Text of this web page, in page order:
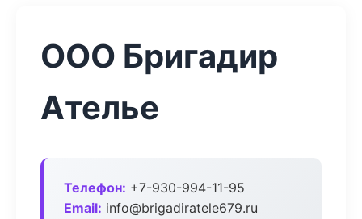
ООО Бригадир
Ателье
Телефон: +7-930-994-11-95
Email: info@brigadiratele679.ru